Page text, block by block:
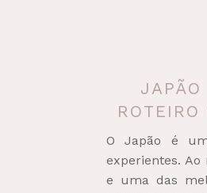
O Japão é
experientes.
e uma das